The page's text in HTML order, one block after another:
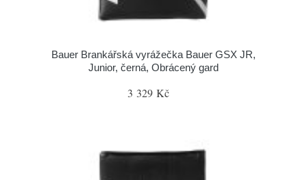
Bauer Brankářská vyrážečka Bauer GSX JR,
Junior, černá, Obrácený gard
3 329 Kč